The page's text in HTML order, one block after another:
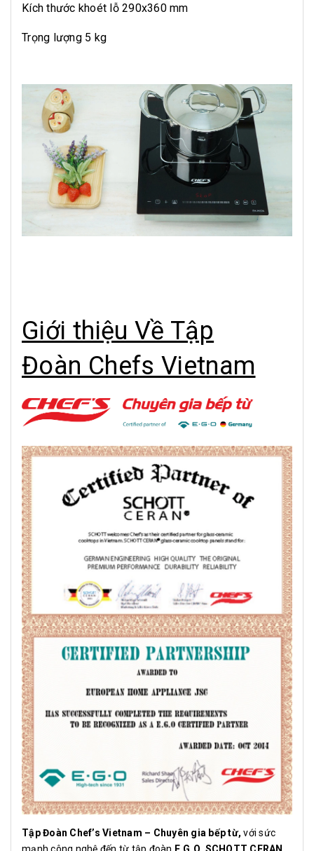
Kích thước khoét lỗ 290x360 mm
Trọng lượng 5 kg
Giới thiệu Về Tập
Đoàn Chefs Vietnam
Tập Đoàn Chef’s Vietnam – Chuyên gia bếp từ, với sức